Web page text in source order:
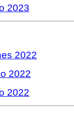
2023
2022
2022
2022